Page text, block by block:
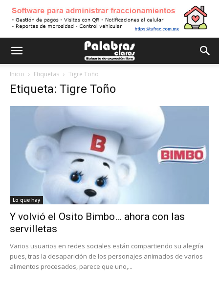
Inicio Etiquetas Tigre Toño
Etiqueta: Tigre Toño
Lo que hay
Y volvió el Osito Bimbo… ahora con las
servilletas
Varios usuarios en redes sociales están compartiendo su alegría
pues, tras la desaparición de los personajes animados de varios
alimentos procesados, parece que uno,...